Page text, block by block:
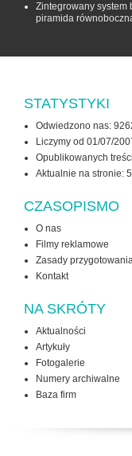
Zintegrowany system
piramida
STATYSTYKI
Odwiedzono nas:
Liczymy od 01/07/
Opublikowanych
Aktualnie na stronie: 5
CZASOPISMO
O nas
Filmy reklamowe
Zasady
Kontakt
NA SKRÓTY
Aktualności
Artykuły
Fotogalerie
Numery archiwalne
Baza firm